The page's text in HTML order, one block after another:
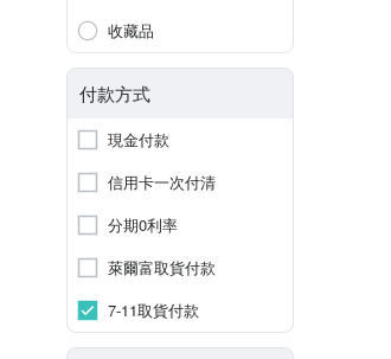
收藏品
付款方式
現金付款
信用卡一次付清
分期0利率
萊爾富取貨付款
7-11取貨付款